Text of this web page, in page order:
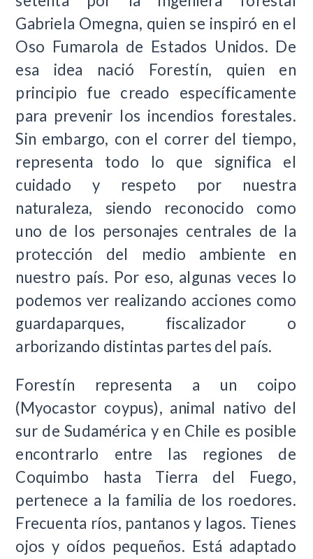
Gabriela Omegna, quien se inspiró en el
Oso Fumarola de Estados Unidos. De
esa idea nació Forestín, quien en
principio fue creado específicamente
para prevenir los incendios forestales.
Sin embargo, con el correr del tiempo,
representa todo lo que significa el
cuidado y respeto por nuestra
naturaleza, siendo reconocido como
uno de los personajes centrales de la
protección del medio ambiente en
nuestro país. Por eso, algunas veces lo
podemos ver realizando acciones como
guardaparques, fiscalizador o
arborizando distintas partes del país.
Forestín representa a un coipo
(Myocastor coypus), animal nativo del
sur de Sudamérica y en Chile es posible
encontrarlo entre las regiones de
Coquimbo hasta Tierra del Fuego,
pertenece a la familia de los roedores.
Frecuenta ríos, pantanos y lagos. Tienes
ojos y oídos pequeños. Está adaptado